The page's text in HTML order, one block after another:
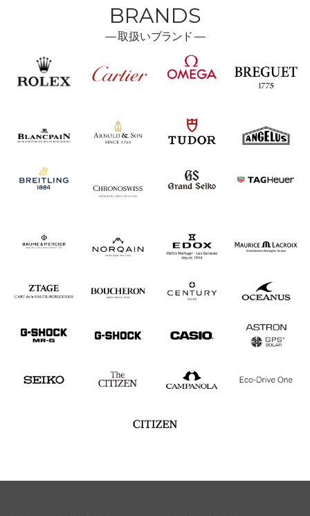
BRANDS
―取扱いブランド ―